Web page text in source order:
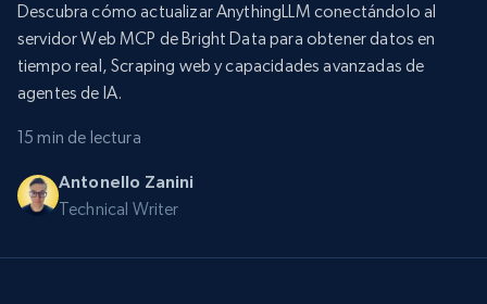
Descubra cómo actualizar AnythingLLM conectándolo al
servidor Web MCP de Bright Data para obtener datos en
tiempo real, Scraping web y capacidades avanzadas de
agentes de IA.
15 min de lectura
Antonello Zanini
Technical Writer